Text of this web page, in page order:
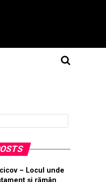
– Locul unde
și rămân